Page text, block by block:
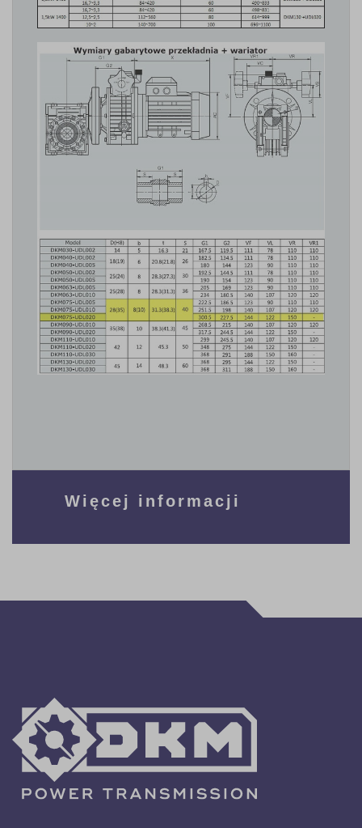
Więcej informacji